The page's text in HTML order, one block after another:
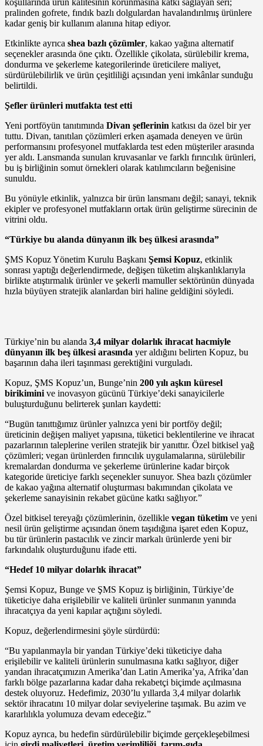
koşullarında ürün kalitesinin korunmasına katkı sağlayan seri;
pralinden gofrete, fındık bazlı dolgulardan havalandırılmış ürünlere
kadar geniş bir kullanım alanına hitap ediyor.
Etkinlikte ayrıca shea bazlı çözümler, kakao yağına alternatif
seçenekler arasında öne çıktı. Özellikle çikolata, sürülebilir krema,
dondurma ve şekerleme kategorilerinde üreticilere maliyet,
sürdürülebilirlik ve ürün çeşitliliği açısından yeni imkânlar sunduğu
belirtildi.
Şefler ürünleri mutfakta test etti
Yeni portföyün tanıtımında Divan şeflerinin katkısı da özel bir yer
tuttu. Divan, tanıtılan çözümleri erken aşamada deneyen ve ürün
performansını profesyonel mutfaklarda test eden müşteriler arasında
yer aldı. Lansmanda sunulan kruvasanlar ve farklı fırıncılık ürünleri,
bu iş birliğinin somut örnekleri olarak katılımcıların beğenisine
sunuldu.
Bu yönüyle etkinlik, yalnızca bir ürün lansmanı değil; sanayi, teknik
ekipler ve profesyonel mutfakların ortak ürün geliştirme sürecinin de
vitrini oldu.
“Türkiye bu alanda dünyanın ilk beş ülkesi arasında”
ŞMS Kopuz Yönetim Kurulu Başkanı Şemsi Kopuz, etkinlik
sonrası yaptığı değerlendirmede, değişen tüketim alışkanlıklarıyla
birlikte atıştırmalık ürünler ve şekerli mamuller sektörünün dünyada
hızla büyüyen stratejik alanlardan biri haline geldiğini söyledi.
Türkiye’nin bu alanda 3,4 milyar dolarlık ihracat hacmiyle
dünyanın ilk beş ülkesi arasında yer aldığını belirten Kopuz, bu
başarının daha ileri taşınması gerektiğini vurguladı.
Kopuz, ŞMS Kopuz’un, Bunge’nin 200 yılı aşkın küresel
birikimini ve inovasyon gücünü Türkiye’deki sanayicilerle
buluşturduğunu belirterek şunları kaydetti:
“Bugün tanıttığımız ürünler yalnızca yeni bir portföy değil;
üreticinin değişen maliyet yapısına, tüketici beklentilerine ve ihracat
pazarlarının taleplerine verilen stratejik bir yanıttır. Özel bitkisel yağ
çözümleri; vegan ürünlerden fırıncılık uygulamalarına, sürülebilir
kremalardan dondurma ve şekerleme ürünlerine kadar birçok
kategoride üreticiye farklı seçenekler sunuyor. Shea bazlı çözümler
de kakao yağına alternatif oluşturması bakımından çikolata ve
şekerleme sanayisinin rekabet gücüne katkı sağlıyor.”
Özel bitkisel tereyağı çözümlerinin, özellikle vegan tüketim ve yeni
nesil ürün geliştirme açısından önem taşıdığına işaret eden Kopuz,
bu tür ürünlerin pastacılık ve zincir markalı ürünlerde yeni bir
farkındalık oluşturduğunu ifade etti.
“Hedef 10 milyar dolarlık ihracat”
Şemsi Kopuz, Bunge ve ŞMS Kopuz iş birliğinin, Türkiye’de
tüketiciye daha erişilebilir ve kaliteli ürünler sunmanın yanında
ihracatçıya da yeni kapılar açtığını söyledi.
Kopuz, değerlendirmesini şöyle sürdürdü:
“Bu yapılanmayla bir yandan Türkiye’deki tüketiciye daha
erişilebilir ve kaliteli ürünlerin sunulmasına katkı sağlıyor, diğer
yandan ihracatçımızın Amerika’dan Latin Amerika’ya, Afrika’dan
farklı bölge pazarlarına kadar daha rekabetçi biçimde açılmasına
destek oluyoruz. Hedefimiz, 2030’lu yıllarda 3,4 milyar dolarlık
sektör ihracatını 10 milyar dolar seviyelerine taşımak. Bu azim ve
kararlılıkla yolumuza devam edeceğiz.”
Kopuz ayrıca, bu hedefin sürdürülebilir biçimde gerçekleşebilmesi